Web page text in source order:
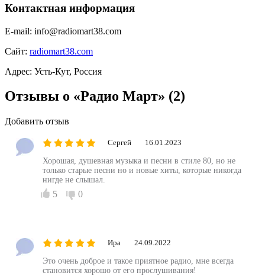
Контактная информация
E-mail: info@radiomart38.com
Сайт: radiomart38.com
Адрес: Усть-Кут, Россия
Отзывы о «Радио Март» (2)
Добавить отзыв
Сергей 16.01.2023
Хорошая, душевная музыка и песни в стиле 80, но не
только старые песни но и новые хиты, которые никогда
нигде не слышал.
5 0
Ира 24.09.2022
Это очень доброе и такое приятное радио, мне всегда
становится хорошо от его прослушивания!